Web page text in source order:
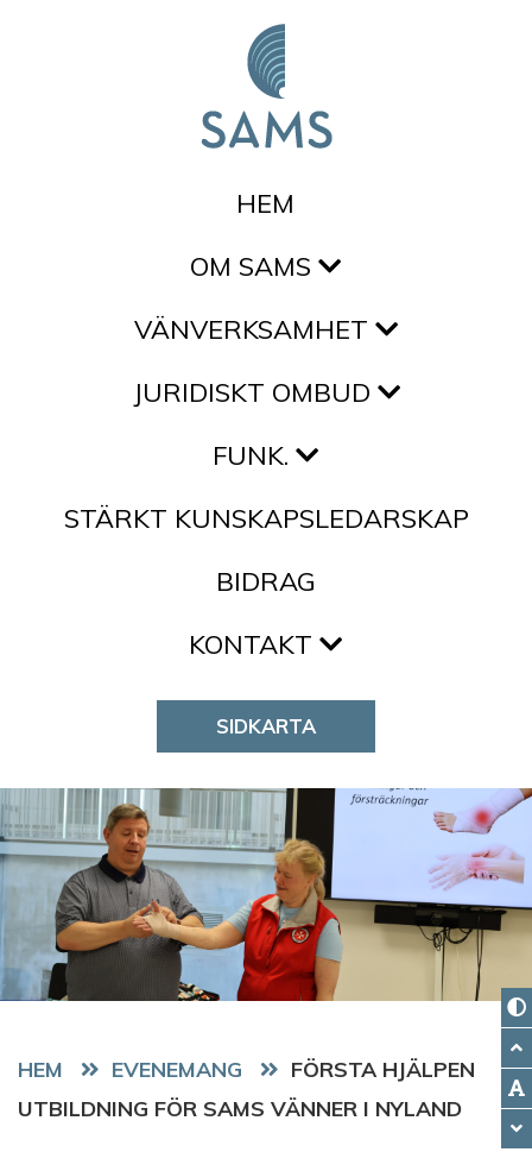
HEM
OM SAMS
VÄNVERKSAMHET
JURIDISKT OMBUD
FUNK.
STÄRKT KUNSKAPSLEDARSKAP
BIDRAG
KONTAKT
SIDKARTA
HEM EVENEMANG
FÖRSTA HJÄLPEN
UTBILDNING FÖR SAMS VÄNNER I NYLAND